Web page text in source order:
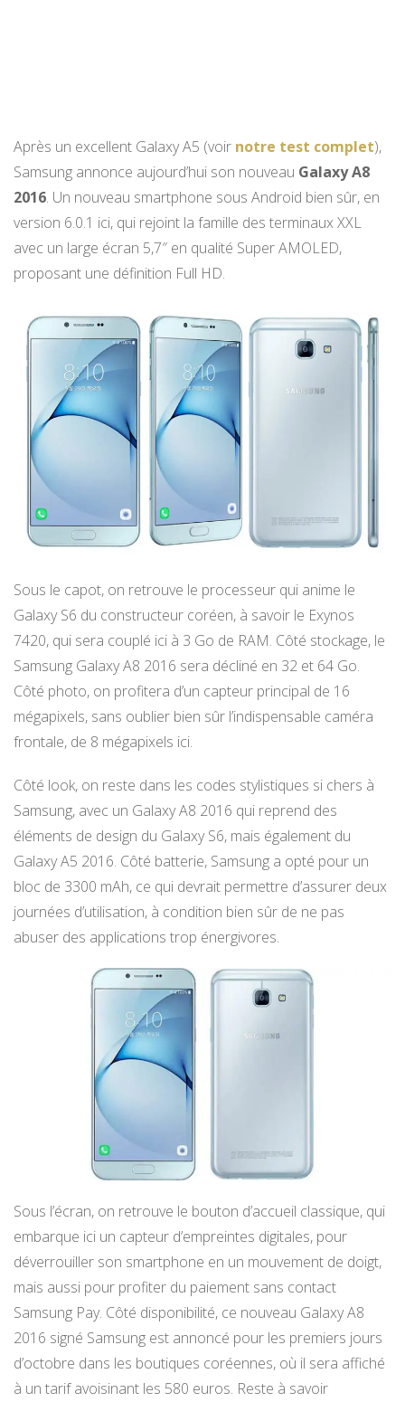
Après un excellent Galaxy A5 (voir notre test complet),
Samsung annonce aujourd’hui son nouveau Galaxy A8
2016. Un nouveau smartphone sous Android bien sûr, en
version 6.0.1 ici, qui rejoint la famille des terminaux XXL
avec un large écran 5,7″ en qualité Super AMOLED,
proposant une définition Full HD.
Sous le capot, on retrouve le processeur qui anime le
Galaxy S6 du constructeur coréen, à savoir le Exynos
7420, qui sera couplé ici à 3 Go de RAM. Côté stockage, le
Samsung Galaxy A8 2016 sera décliné en 32 et 64 Go.
Côté photo, on profitera d’un capteur principal de 16
mégapixels, sans oublier bien sûr l’indispensable caméra
frontale, de 8 mégapixels ici.
Côté look, on reste dans les codes stylistiques si chers à
Samsung, avec un Galaxy A8 2016 qui reprend des
éléments de design du Galaxy S6, mais également du
Galaxy A5 2016. Côté batterie, Samsung a opté pour un
bloc de 3300 mAh, ce qui devrait permettre d’assurer deux
journées d’utilisation, à condition bien sûr de ne pas
abuser des applications trop énergivores.
Sous l’écran, on retrouve le bouton d’accueil classique, qui
embarque ici un capteur d’empreintes digitales, pour
déverrouiller son smartphone en un mouvement de doigt,
mais aussi pour profiter du paiement sans contact
Samsung Pay. Côté disponibilité, ce nouveau Galaxy A8
2016 signé Samsung est annoncé pour les premiers jours
d’octobre dans les boutiques coréennes, où il sera affiché
à un tarif avoisinant les 580 euros. Reste à savoir